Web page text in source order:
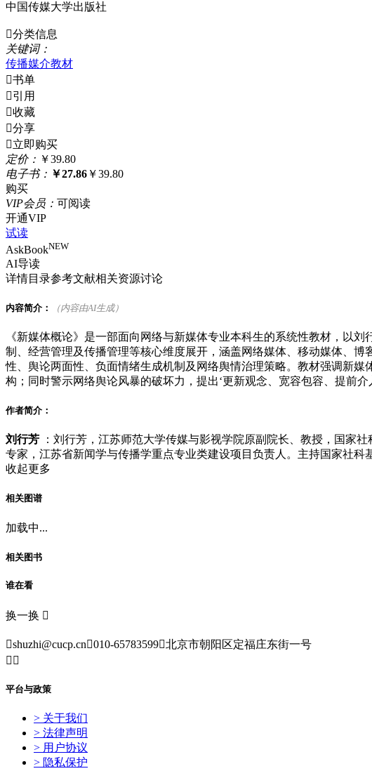
中国传媒大学出版社
分类信息
关键词：
传播媒介教材
书单
引用
收藏
分享
立即购买
定价： ￥39.80
电子书： ￥27.86 ￥39.80
购买
VIP会员： 可阅读
开通VIP
试读
AskBookNEW
AI导读
详情目录参考文献相关资源讨论
内容简介： （内容由AI生成）
《新媒体概论》是一部面向网络与新媒体专业本科生的系统性教材，以
制、经营管理及传播管理等核心维度展开，涵盖网络媒体、移动媒体、
性、舆论两面性、负面情绪生成机制及网络舆情治理策略。教材强调新
构；同时警示网络舆论风暴的破坏力，提出‘更新观念、宽容包容、提前
作者简介：
刘行芳 ：刘行芳，江苏师范大学传媒与影视学院原副院长、教授，国家
专家，江苏省新闻学与传播学重点专业类建设项目负责人。主持国家社科
收起更多
相关图谱
加载中...
相关图书
谁在看
换一换 
shuzhi@cucp.cn010-65783599北京市朝阳区定福庄东街一号
 
平台与政策
> 关于我们
> 法律声明
> 用户协议
> 隐私保护